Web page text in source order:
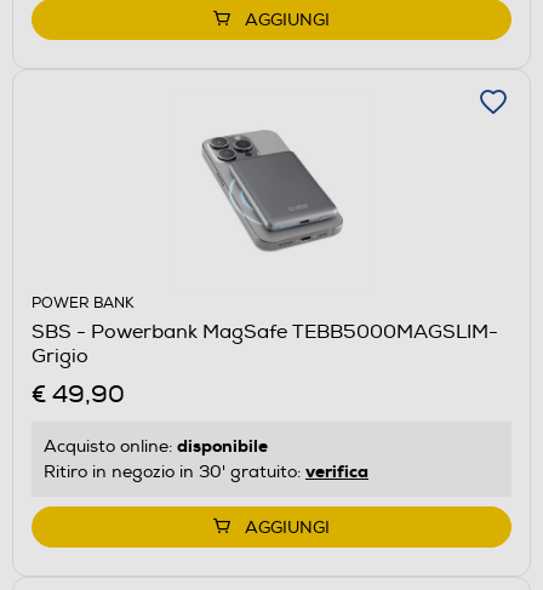
AGGIUNGI
POWER BANK
SBS - Powerbank MagSafe TEBB5000MAGSLIM-
Grigio
€ 49,90
Acquisto online: disponibile
Ritiro in negozio in 30' gratuito: verifica
AGGIUNGI